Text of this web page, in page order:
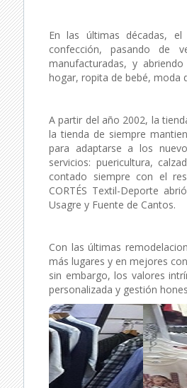
En las últimas décadas,
confección, pasando de
manufacturadas, y
hogar, ropita de bebé, moda
A partir del año 2002, la
la tienda de siempre
para adaptarse a los
servicios: puericultura,
contado siempre con el
CORTÉS Textil-Deporte
Usagre y Fuente de Cantos.
Con las últimas
más lugares y en mejores
sin embargo, los valores
personalizada y gestión